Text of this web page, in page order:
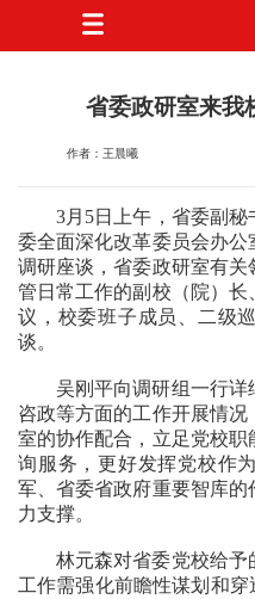
省委政研室来我
作者：王晨曦
3月5日上午，省委副
委全面深化改革委员会办
调研座谈，省委政研室有
管日常工作的副校（院）
议，校委班子成员、二级
谈。
吴刚平向调研组一行
咨政等方面的工作开展情
室的协作配合，立足党校
询服务，更好发挥党校作
军、省委省政府重要智库
力支撑。
林元森对省委党校给
工作需强化前瞻性谋划和